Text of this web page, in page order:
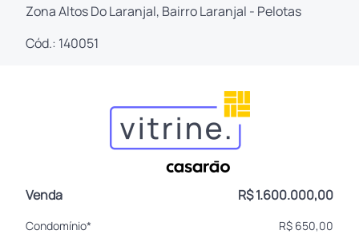
Zona Altos Do Laranjal, Bairro Laranjal - Pelotas
Cód.: 140051
Venda R$ 1.600.000,00
Condomínio*
R$ 650,00